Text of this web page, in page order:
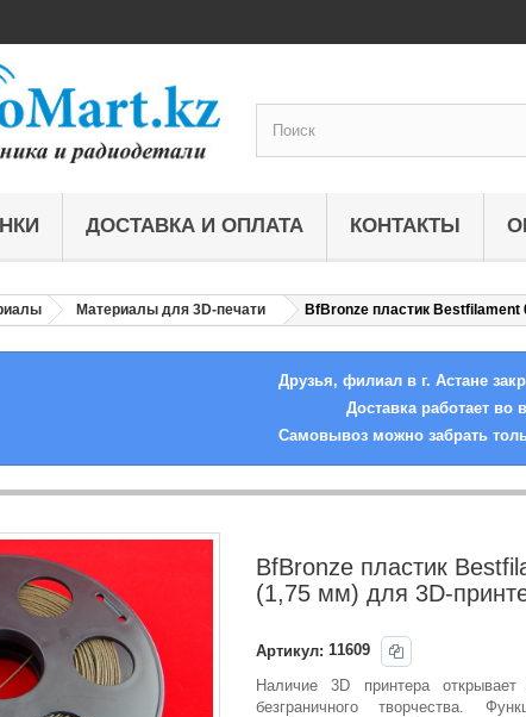
ДОСТАВКА И ОПЛАТА КОНТАКТЫ
Материалы для 3D-печати BfBronze пластик Bestfilament
Друзья, филиал в г. Астане
Доставка работает во
Самовывоз можно забрать
BfBronze пластик
(1,75 мм) для 3D-
Артикул: 11609
Наличие 3D принтера
безграничного творчества.